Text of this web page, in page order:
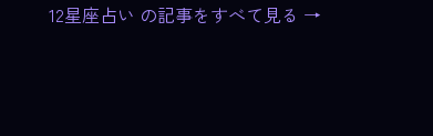
12星座占い の記事をすべて見る →